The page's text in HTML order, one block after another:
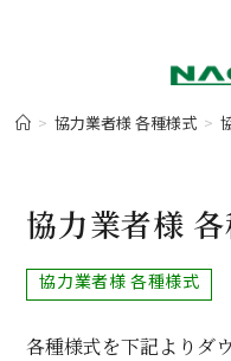
> 協力業者様 各種様式 >
協力業者様
投
稿
テ
協力業者様 各種様式
各種様式を下記よりダ